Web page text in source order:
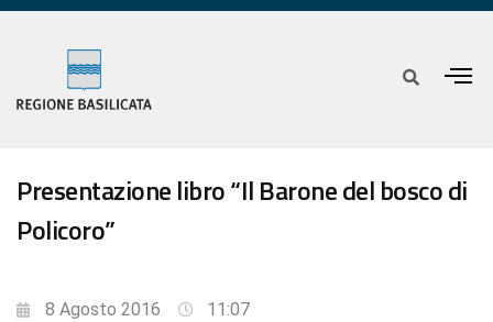
Presentazione libro “Il Barone del bosco di
Policoro”
8 Agosto 2016 11:07